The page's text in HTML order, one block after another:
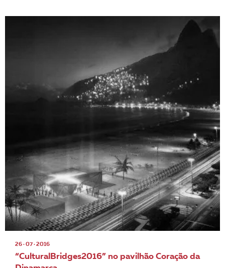
26 · 07 · 2016
“CulturalBridges2016” no pavilhão Coração da